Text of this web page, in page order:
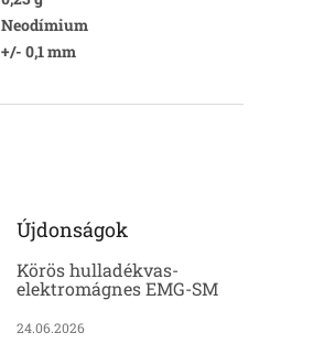
Neodímium
+/- 0,1 mm
Újdonságok
Körös hulladékvas-
elektromágnes EMG-SM
24.06.2026